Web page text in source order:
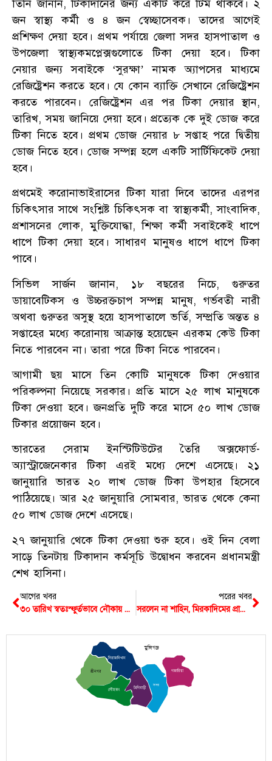
তিনি জানান, টিকাদানের জন্য একটি করে টিম থাকবে। ২
জন স্বাস্থ্য কর্মী ও ৪ জন স্বেচ্ছাসেবক। তাদের আগেই
প্রশিক্ষণ দেয়া হবে। প্রথম পর্যায়ে জেলা সদর হাসপাতাল ও
‍উপজেলা স্বাস্থ্যকমপ্লেক্সগুলোতে টিকা দেয়া হবে। টিকা
নেয়ার জন্য সবাইকে ‘সুরক্ষা’ নামক অ্যাপসের মাধ্যমে
রেজিষ্ট্রেশন করতে হবে। যে কোন ব্যাক্তি সেখানে রেজিষ্ট্রেশন
করতে পারবেন। রেজিষ্ট্রেশন এর পর টিকা দেয়ার স্থান,
তারিখ, সময় জানিয়ে দেয়া হবে। প্রত্যেক কে দুই ডোজ করে
টিকা নিতে হবে। প্রথম ডোজ নেয়ার ৮ সপ্তাহ পরে দ্বিতীয়
ডোজ নিতে হবে। ডোজ সম্পন্ন হলে একটি সার্টিফিকেট দেয়া
হবে।
প্রথমেই করোনাভাইরাসের টিকা যারা দিবে তাদের এরপর
চিকিৎসার সাথে সংশ্লিষ্ট চিকিৎসক বা স্বাস্থ্যকর্মী, সাংবাদিক,
প্রশাসনের লোক, মুক্তিযোদ্ধা, শিক্ষা কর্মী সবাইকেই ধাপে
ধাপে টিকা দেয়া হবে। সাধারণ মানুষও ধাপে ধাপে টিকা
পাবে।
সিভিল সার্জন জানান, ১৮ বছরের নিচে, গুরুতর
ডায়াবেটিকস ও উচ্চরক্তচাপ সম্পন্ন মানুষ, গর্ভবতী নারী
অথবা গুরুতর অসুস্থ হয়ে হাসপাতালে ভর্তি, সম্প্রতি অন্তত ৪
সপ্তাহের মধ্যে করোনায় আক্রান্ত হয়েছেন এরকম কেউ টিকা
নিতে পারবেন না। তারা পরে টিকা নিতে পারবেন।
আগামী ছয় মাসে তিন কোটি মানুষকে টিকা দেওয়ার
পরিকল্পনা নিয়েছে সরকার। প্রতি মাসে ২৫ লাখ মানুষকে
টিকা দেওয়া হবে। জনপ্রতি দুটি করে মাসে ৫০ লাখ ডোজ
টিকার প্রয়োজন হবে।
ভারতের সেরাম ইনস্টিটিউটের তৈরি অক্সফোর্ড-
অ্যাস্ট্রাজেনেকার টিকা এরই মধ্যে দেশে এসেছে। ২১
জানুয়ারি ভারত ২০ লাখ ডোজ টিকা উপহার হিসেবে
পাঠিয়েছে। আর ২৫ জানুয়ারি সোমবার, ভারত থেকে কেনা
৫০ লাখ ডোজ দেশে এসেছে।
২৭ জানুয়ারি থেকে টিকা দেওয়া শুরু হবে। ওই দিন বেলা
সাড়ে তিনটায় টিকাদান কর্মসূচি উদ্বোধন করবেন প্রধানমন্ত্রী
শেখ হাসিনা।
আগের খবর
৩০ তারিখ স্বতঃস্ফুর্তভাবে নৌকায় ভোট দিন- কল্লোল
পরের খবর
সরলেন না শাহিন, মিরকাদিমের প্রার্থীরা প্রতীক পাবেন আজ
শ্রীনগর
সিরাজদিখান
টংগিবাড়ী
সদর
গজারিয়া
লৌহজং
মুন্সিগঞ্জ